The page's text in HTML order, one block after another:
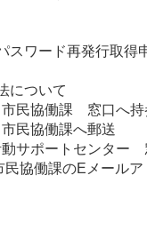
パスワード再発行
について
民協働課 窓口へ持
民協働課へ郵送
動サポートセンター
民協働課のEメール